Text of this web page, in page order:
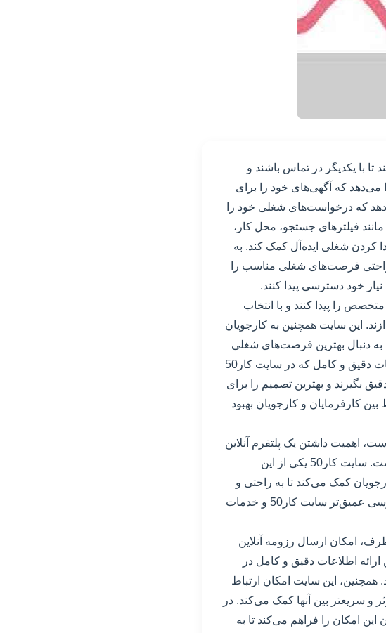
تا با یکدیگر در تماس باشند و
می‌دهد که آگهی‌های خود را برای
که درخواست‌های شغلی خود را
فیلترهای جستجو، محل کار،
کردن شغلی ایده‌آل کمک کند. به
و به‌راحتی فرصت‌های شغلی مناسب را
خود دسترسی پیدا کنند.
را پیدا کنند و با انتخاب
این سایت همچنین به کارجویان
دنبال بهترین فرصت‌های شغلی
جدید بگردند و به موقعیت شغلی مورد نظر خود دست یابند. با توجه به اطلاعات دقیق و کامل که در سایت کار50
بگیرند و بهترین تصمیم را برای
کارفرمایان و کارجویان بهبود
اهمیت داشتن یک پلتفرم آنلاین
که کارفرمایان و کارجویان را به هم متصل کند بیش از پیش افزایش یافته است. سایت کار50 یکی از این
کمک می‌کند تا به راحتی و
سرعت فرصت‌های شغلی مناسب را پیدا کنند. در این مقاله به بررسی و بررسی عمیق‌تر سایت کار50 و خدمات
دو طرف، امکان ارسال رزومه آنلاین
اطلاعات دقیق و کامل در
این سایت امکان ارتباط
و سریعتر بین آنها کمک می‌کند. در
این امکان را فراهم می‌کند تا به